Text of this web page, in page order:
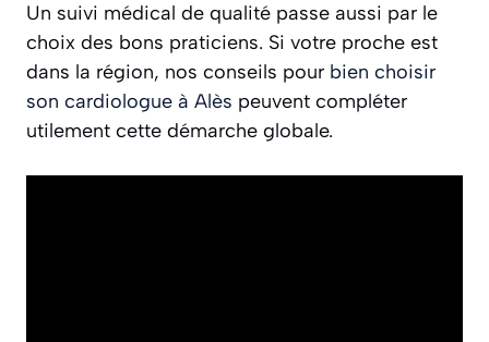
Un suivi médical de qualité passe aussi par le
choix des bons praticiens. Si votre proche est
dans la région, nos conseils pour bien choisir
son cardiologue à Alès peuvent compléter
utilement cette démarche globale.